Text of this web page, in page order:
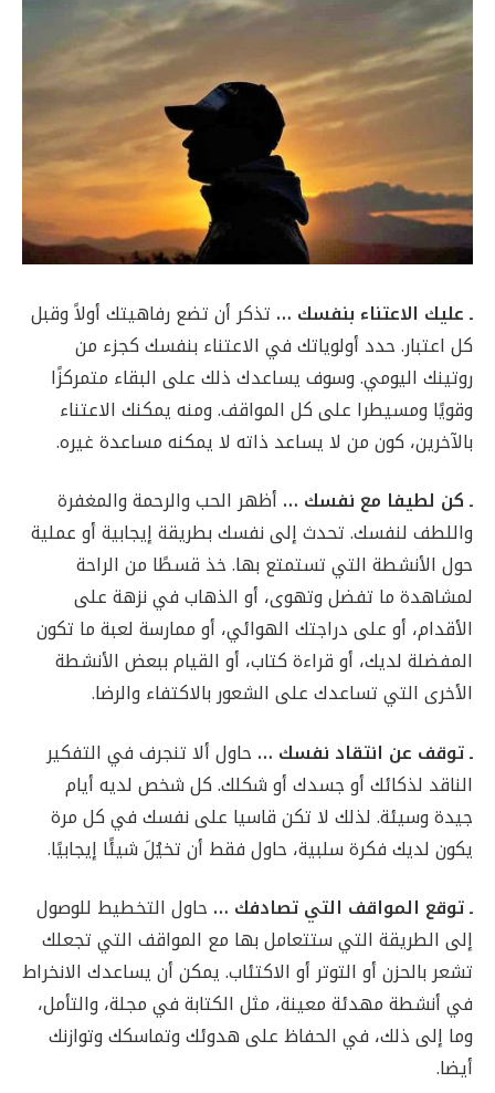
ـ عليك الاعتناء بنفسك … تذكر أن تضع رفاهيتك أولاً وقبل
كل اعتبار. حدد أولوياتك في الاعتناء بنفسك كجزء من
روتينك اليومي. وسوف يساعدك ذلك على البقاء متمركزًا
وقويًا ومسيطرا على كل المواقف. ومنه يمكنك الاعتناء
بالآخرين، كون من لا يساعد ذاته لا يمكنه مساعدة غيره.
ـ كن لطيفا مع نفسك … أظهر الحب والرحمة والمغفرة
واللطف لنفسك. تحدث إلى نفسك بطريقة إيجابية أو عملية
حول الأنشطة التي تستمتع بها. خذ قسطًا من الراحة
لمشاهدة ما تفضل وتهوى، أو الذهاب في نزهة على
الأقدام، أو على دراجتك الهوائي، أو ممارسة لعبة ما تكون
المفضلة لديك، أو قراءة كتاب، أو القيام ببعض الأنشطة
الأخرى التي تساعدك على الشعور بالاكتفاء والرضا.
ـ توقف عن انتقاد نفسك … حاول ألا تنجرف في التفكير
الناقد لذكائك أو جسدك أو شكلك. كل شخص لديه أيام
جيدة وسيئة. لذلك لا تكن قاسيا على نفسك في كل مرة
يكون لديك فكرة سلبية، حاول فقط أن تخيُلَ شيئًا إيجابيًا.
ـ توقع المواقف التي تصادفك … حاول التخطيط للوصول
إلى الطريقة التي ستتعامل بها مع المواقف التي تجعلك
تشعر بالحزن أو التوتر أو الاكتئاب. يمكن أن يساعدك الانخراط
في أنشطة مهدئة معينة، مثل الكتابة في مجلة، والتأمل،
وما إلى ذلك، في الحفاظ على هدوئك وتماسكك وتوازنك
أيضا.